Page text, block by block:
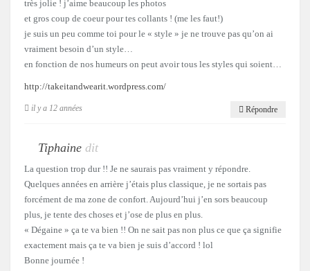
très jolie ! j’aime beaucoup les photos
et gros coup de coeur pour tes collants ! (me les faut!)
je suis un peu comme toi pour le « style » je ne trouve pas qu’on ai
vraiment besoin d’un style…
en fonction de nos humeurs on peut avoir tous les styles qui soient…
http://takeitandwearit.wordpress.com/
il y a 12 années Répondre
Tiphaine dit
La question trop dur !! Je ne saurais pas vraiment y répondre.
Quelques années en arrière j’étais plus classique, je ne sortais pas
forcément de ma zone de confort. Aujourd’hui j’en sors beaucoup
plus, je tente des choses et j’ose de plus en plus.
« Dégaine » ça te va bien !! On ne sait pas non plus ce que ça signifie
exactement mais ça te va bien je suis d’accord ! lol
Bonne journée !